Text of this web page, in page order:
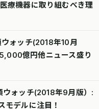
療機器に取り組むべき理
ォッチ(2018年10月
億円他ニュース盛り
ォッチ(2018年9月版）:
モデルに注目！